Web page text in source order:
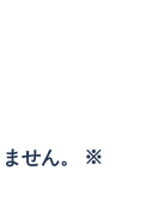
せん。
※